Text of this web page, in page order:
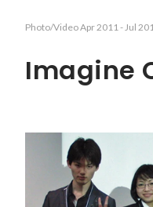
Photo/VideoApr 2011-Jul
Imagine